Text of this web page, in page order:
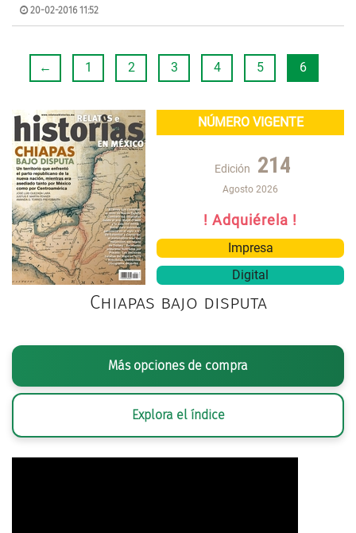
20-02-2016 11:52
← 1 2 3 4 5 6
NÚMERO VIGENTE
Edición 214
Agosto 2026
! Adquiérela !
Impresa
Digital
Chiapas bajo disputa
Más opciones de compra
Explora el índice